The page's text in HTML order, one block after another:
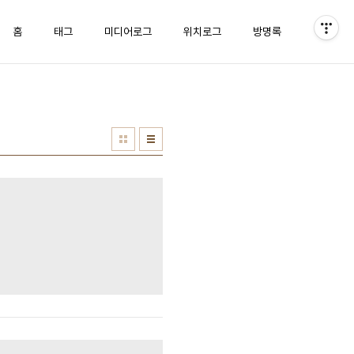
홈 태그 미디어로그 위치로그 방명록